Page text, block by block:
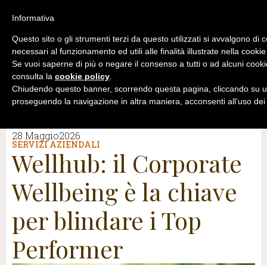
28 Maggio2026
SERVIZI AZIENDALI
Wellhub: il Corporate
Wellbeing è la chiave
per blindare i Top
Performer
Informativa
Questo sito o gli strumenti terzi da questo utilizzati si avvalgono di
necessari al funzionamento ed utili alle finalità illustrate nella
Se vuoi saperne di più o negare il consenso a tutti o ad alcuni
consulta la cookie policy.
Chiudendo questo banner, scorrendo questa pagina, cliccando su
proseguendo la navigazione in altra maniera, acconsenti all’uso